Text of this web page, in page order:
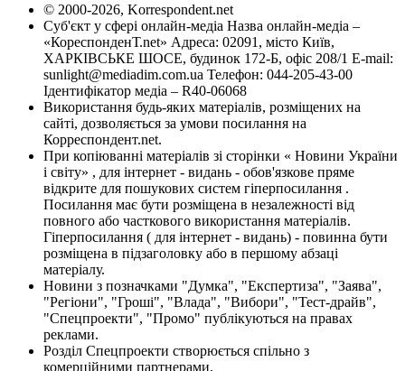
© 2000-2026, Korrespondent.net
Суб'єкт у сфері онлайн-медіа Назва онлайн-медіа –
«КореспонденТ.net» Адреса: 02091, місто Київ,
ХАРКІВСЬКЕ ШОСЕ, будинок 172-Б, офіс 208/1 E-mail:
sunlight@mediadim.com.ua Телефон: 044-205-43-00
Ідентифікатор медіа – R40-06068
Використання будь-яких матеріалів, розміщених на
сайті, дозволяється за умови посилання на
Корреспондент.net.
При копіюванні матеріалів зі сторінки « Новини України
і світу» , для інтернет - видань - обов'язкове пряме
відкрите для пошукових систем гіперпосилання .
Посилання має бути розміщена в незалежності від
повного або часткового використання матеріалів.
Гіперпосилання ( для інтернет - видань) - повинна бути
розміщена в підзаголовку або в першому абзаці
матеріалу.
Новини з позначками "Думка", "Експертиза", "Заява",
"Регіони", "Гроші", "Влада", "Вибори", "Тест-драйв",
"Спецпроекти", "Промо" публікуються на правах
реклами.
Розділ Спецпроекти створюється спільно з
комерційними партнерами.